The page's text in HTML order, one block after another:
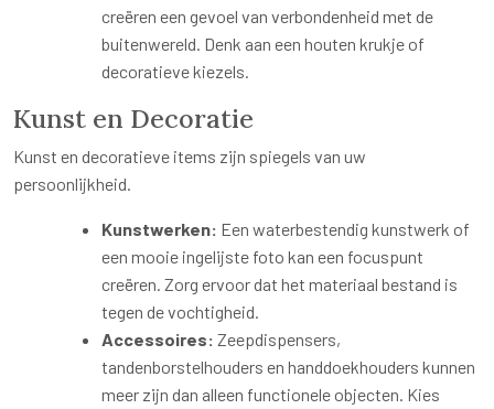
creëren een gevoel van verbondenheid met de
buitenwereld. Denk aan een houten krukje of
decoratieve kiezels.
Kunst en Decoratie
Kunst en decoratieve items zijn spiegels van uw
persoonlijkheid.
Kunstwerken: Een waterbestendig kunstwerk of
een mooie ingelijste foto kan een focuspunt
creëren. Zorg ervoor dat het materiaal bestand is
tegen de vochtigheid.
Accessoires: Zeepdispensers,
tandenborstelhouders en handdoekhouders kunnen
meer zijn dan alleen functionele objecten. Kies